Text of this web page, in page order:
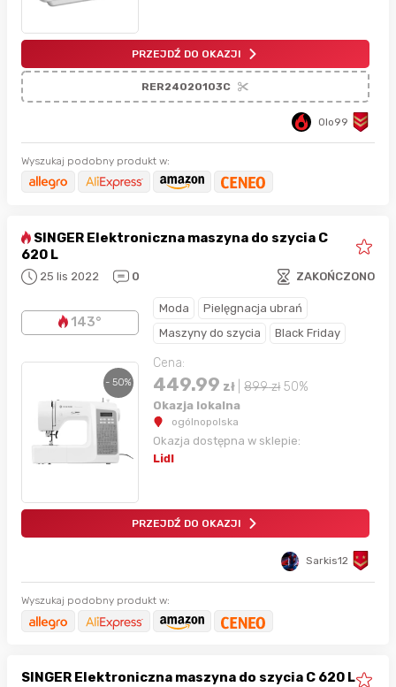
PRZEJDŹ DO OKAZJI
RER24020103C
Olo99
Wyszukaj podobny produkt w:
SINGER Elektroniczna maszyna do szycia C
620 L
25 lis 2022 0 ZAKOŃCZONO
143°
Moda
Pielęgnacja ubrań
Maszyny do szycia
Black Friday
- 50%
Cena:
449.99 zł 899zł 50%
Okazja lokalna
ogólnopolska
Okazja dostępna w sklepie:
Lidl
PRZEJDŹ DO OKAZJI
Sarkis12
Wyszukaj podobny produkt w:
SINGER Elektroniczna maszyna do szycia C 620 L